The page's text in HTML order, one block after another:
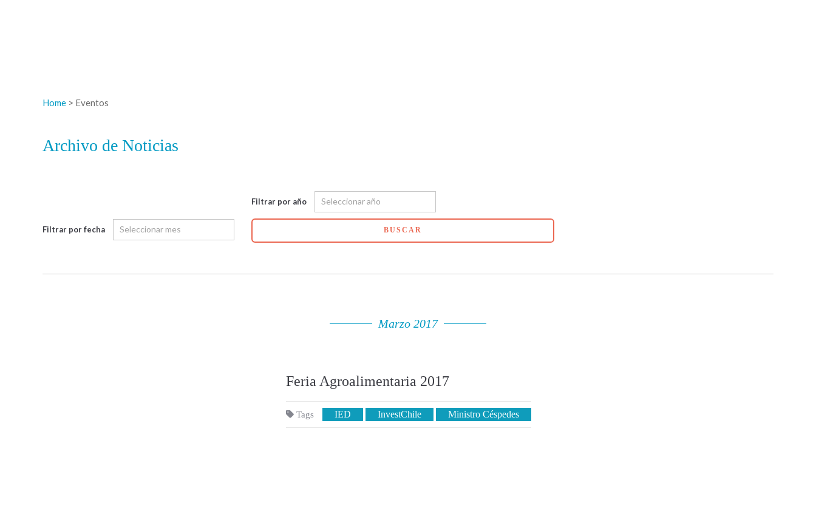
Home > Eventos
Archivo de Noticias
Filtrar por fecha
Filtrar por año
BUSCAR
Marzo 2017
Feria Agroalimentaria 2017
Tags IED InvestChile Ministro Céspedes